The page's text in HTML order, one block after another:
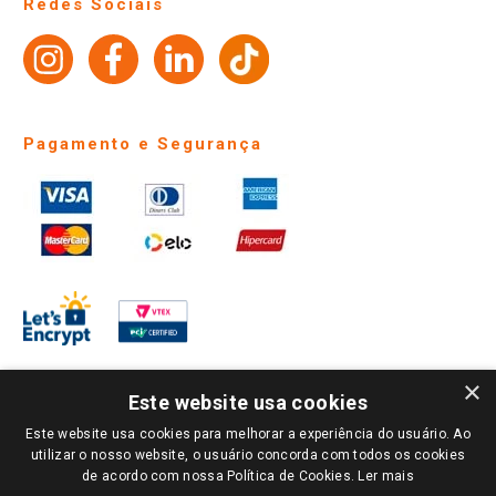
Identidade Visual
Redes Sociais
Pagamento e Segurança
PARA VER OS PREÇOS DA SUA REGIÃO, FAÇA LOGIN E SELECIONE A LOJA DE
SUA PREFERÊNCIA. SOMENTE APÓS O LOGIN, OS PREÇOS DA SUA REGIÃO OU
LOJA SERÃO CARREGADOS.
×
Este website usa cookies
Este website usa cookies para melhorar a experiência do usuário. Ao
utilizar o nosso website, o usuário concorda com todos os cookies
de acordo com nossa Política de Cookies. Ler mais